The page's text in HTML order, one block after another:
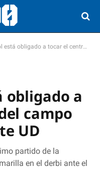
a tocar el centro del campo contra el Levante UD
obligado a
campo
UD
partido de la
en el derbi ante el